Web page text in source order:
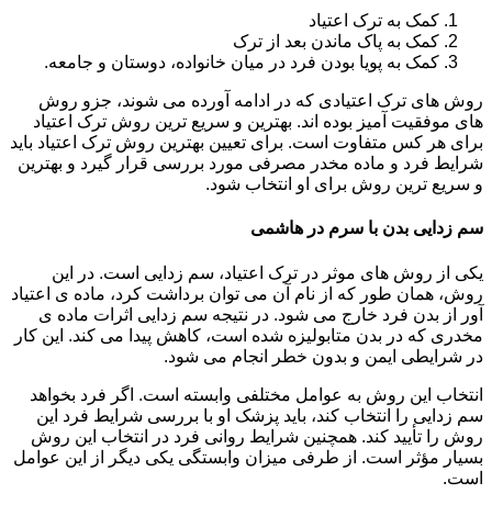
کمک به ترک اعتیاد
کمک به پاک ماندن بعد از ترک
کمک به پویا بودن فرد در میان خانواده، دوستان و جامعه.
روش های ترک اعتیادی که در ادامه آورده می شوند، جزو روش
های موفقیت آمیز بوده اند. بهترین و سریع ترین روش ترک اعتیاد
برای هر کس متفاوت است. برای تعیین بهترین روش ترک اعتیاد باید
شرایط فرد و ماده مخدر مصرفی مورد بررسی قرار گیرد و بهترین
و سریع ترین روش برای او انتخاب شود.
سم زدایی بدن با سرم در هاشمی
یکی از روش های موثر در ترک اعتیاد، سم زدایی است. در این
روش، همان طور که از نام آن می توان برداشت کرد، ماده ی اعتیاد
آور از بدن فرد خارج می شود. در نتیجه سم زدایی اثرات ماده ی
مخدری که در بدن متابولیزه شده است، کاهش پیدا می کند. این کار
در شرایطی ایمن و بدون خطر انجام می شود.
انتخاب این روش به عوامل مختلفی وابسته است. اگر فرد بخواهد
سم زدایی را انتخاب کند، باید پزشک او با بررسی شرایط فرد این
روش را تأیید کند. همچنین شرایط روانی فرد در انتخاب این روش
بسیار مؤثر است. از طرفی میزان وابستگی یکی دیگر از این عوامل
است.